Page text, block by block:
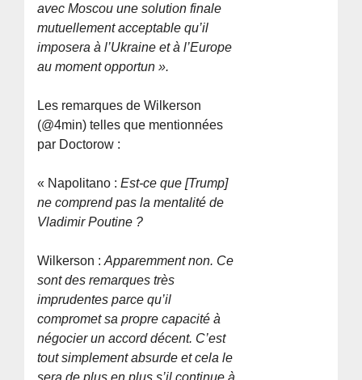
avec Moscou une solution finale
mutuellement acceptable qu’il
imposera à l’Ukraine et à l’Europe
au moment opportun ».
Les remarques de Wilkerson
(@4min) telles que mentionnées
par Doctorow :
« Napolitano : Est-ce que [Trump]
ne comprend pas la mentalité de
Vladimir Poutine ?
Wilkerson :Apparemment non. Ce
sont des remarques très
imprudentes parce qu’il
compromet sa propre capacité à
négocier un accord décent. C’est
tout simplement absurde et cela le
sera de plus en plus s’il continue à